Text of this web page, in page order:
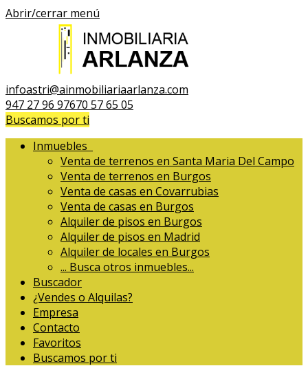
Abrir/cerrar menú
infoastri@ainmobiliariaarlanza.com
947 27 96 97670 57 65 05
Buscamos por ti
Inmuebles
Venta de terrenos en Santa Maria Del Campo
Venta de terrenos en Burgos
Venta de casas en Covarrubias
Venta de casas en Burgos
Alquiler de pisos en Burgos
Alquiler de pisos en Madrid
Alquiler de locales en Burgos
... Busca otros inmuebles...
Buscador
¿Vendes o Alquilas?
Empresa
Contacto
Favoritos
Buscamos por ti